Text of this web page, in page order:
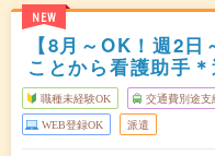
NEW
【8月～OK！週2
ことから看護助手
職種未経験OK 交通費別途支
WEB登録OK 派遣